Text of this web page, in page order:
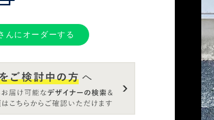
んにオーダーする